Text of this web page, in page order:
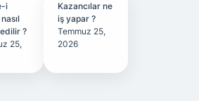
i
?
25,
Kazancılar ne
iş yapar ?
Temmuz 25,
2026